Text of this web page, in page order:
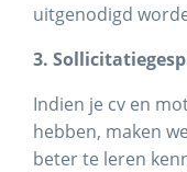
uitgenodigd
3.
Indien je cv en
hebben, maken
beter te leren